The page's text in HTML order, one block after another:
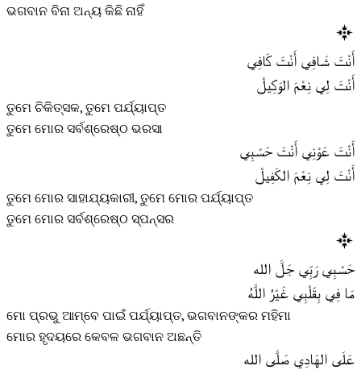
ଭଗବାନ ବିନା ଅନ୍ୟ କିଛି ନାହିଁ
أَنْتَ شَافِي أَنْتَ كَافِي
أَنْتَ لِي نِعْمَ الوَكِيلْ
ତୁମେ ଚିକିତ୍ସକ, ତୁମେ ପର୍ଯ୍ୟାପ୍ତ
ତୁମେ ମୋର ସର୍ବଶ୍ରେଷ୍ଠ ଭରସା
أَنْتَ عَوْنِي أَنْتَ حَسْبِي
أَنْتَ لِي نِعْمَ الكَفِيلْ
ତୁମେ ମୋର ସାହାଯ୍ୟକାରୀ, ତୁମେ ମୋର ପର୍ଯ୍ୟାପ୍ତ
ତୁମେ ମୋର ସର୍ବଶ୍ରେଷ୍ଠ ସ୍ପନ୍ସର
حَسْبِي رَبِّي جَلَّ الله
مَا فِي بِقَلْبِي غَيْرُ اللَّهُ
ମୋ ପ୍ରଭୁ ଆମ୍ବେ ପାଇଁ ପର୍ଯ୍ୟାପ୍ତ, ଭଗବାନଙ୍କର ମହିମା
ମୋର ହୃଦୟରେ କେବଳ ଭଗବାନ ଅଛନ୍ତି
عَلَى الهَادِي صَلَّى الله